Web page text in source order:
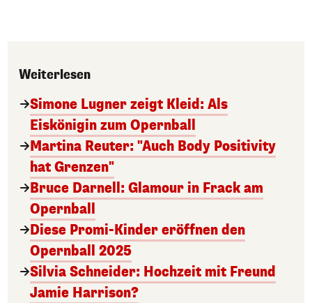
Weiterlesen
Simone Lugner zeigt Kleid: Als
Eiskönigin zum Opernball
Martina Reuter: "Auch Body Positivity
hat Grenzen"
Bruce Darnell: Glamour in Frack am
Opernball
Diese Promi-Kinder eröffnen den
Opernball 2025
Silvia Schneider: Hochzeit mit Freund
Jamie Harrison?